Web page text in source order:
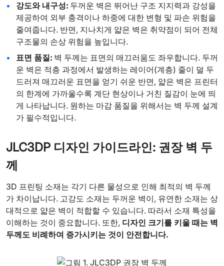
강도와 내구성: 두꺼운 벽은 뛰어난 구조 지지력과 강성을
제공하여 외부 충격이나 하중에 대한 변형 및 파손 위험을
줄여줍니다. 반면, 지나치게 얇은 벽은 취약점이 되어 전체
구조물의 손상 위험을 높입니다.
표면 품질: 벽 두께는 표면의 매끄러움도 좌우합니다. 두꺼
운 벽은 적층 과정에서 발생하는 레이어(계층) 줄이 덜 두
드러져 매끄러운 표면을 얻기 쉬운 반면, 얇은 벽은 프린터
의 한계에 가까울수록 계단 현상이나 거친 질감이 눈에 띄
게 나타납니다. 원하는 마감 품질을 위해서는 벽 두께 설계
가 필수적입니다.
JLC3DP 디자인 가이드라인: 권장 벽 두
께
3D 프린팅 소재는 각기 다른 물성으로 인해 최적의 벽 두께
가 차이납니다. 고강도 소재는 두꺼운 벽이, 유연한 소재는 상
대적으로 얇은 벽이 적합할 수 있습니다. 따라서 소재 특성을
이해하는 것이 중요합니다. 또한, 디자인 크기를 키울 때는 벽
두께도 비례하여 증가시키는 것이 안전합니다.